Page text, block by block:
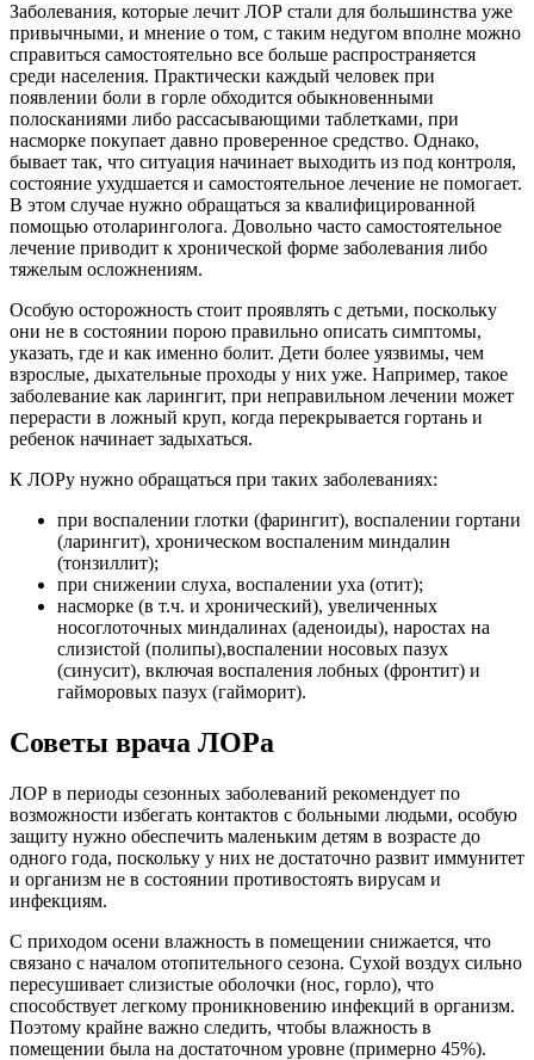
Заболевания, которые лечит ЛОР стали для большинства уже
привычными, и мнение о том, с таким недугом вполне можно
справиться самостоятельно все больше распространяется
среди населения. Практически каждый человек при
появлении боли в горле обходится обыкновенными
полосканиями либо рассасывающими таблетками, при
насморке покупает давно проверенное средство. Однако,
бывает так, что ситуация начинает выходить из под контроля,
состояние ухудшается и самостоятельное лечение не помогает.
В этом случае нужно обращаться за квалифицированной
помощью отоларинголога. Довольно часто самостоятельное
лечение приводит к хронической форме заболевания либо
тяжелым осложнениям.
Особую осторожность стоит проявлять с детьми, поскольку
они не в состоянии порою правильно описать симптомы,
указать, где и как именно болит. Дети более уязвимы, чем
взрослые, дыхательные проходы у них уже. Например, такое
заболевание как ларингит, при неправильном лечении может
перерасти в ложный круп, когда перекрывается гортань и
ребенок начинает задыхаться.
К ЛОРу нужно обращаться при таких заболеваниях:
при воспалении глотки (фарингит), воспалении гортани
(ларингит), хроническом воспаленим миндалин
(тонзиллит);
при снижении слуха, воспалении уха (отит);
насморке (в т.ч. и хронический), увеличенных
носоглоточных миндалинах (аденоиды), наростах на
слизистой (полипы),воспалении носовых пазух
(синусит), включая воспаления лобных (фронтит) и
гайморовых пазух (гайморит).
Советы врача ЛОРа
ЛОР в периоды сезонных заболеваний рекомендует по
возможности избегать контактов с больными людьми, особую
защиту нужно обеспечить маленьким детям в возрасте до
одного года, поскольку у них не достаточно развит иммунитет
и организм не в состоянии противостоять вирусам и
инфекциям.
С приходом осени влажность в помещении снижается, что
связано с началом отопительного сезона. Сухой воздух сильно
пересушивает слизистые оболочки (нос, горло), что
способствует легкому проникновению инфекций в организм.
Поэтому крайне важно следить, чтобы влажность в
помещении была на достаточном уровне (примерно 45%).